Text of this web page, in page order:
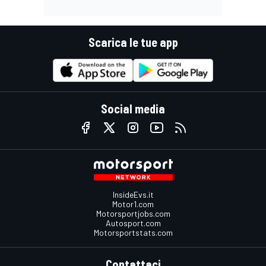
Scarica le tue app
Social media
InsideEvs.it
Motor1.com
Motorsportjobs.com
Autosport.com
Motorsportstats.com